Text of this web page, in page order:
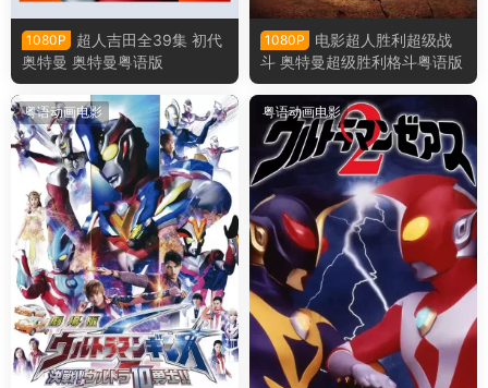
1080P
超人吉田全39集 初代
奥特曼 奥特曼粤语版
1080P
电影超人胜利超级战
斗 奥特曼超级胜利格斗粤语版
粤语动画电影 粤语动画电影